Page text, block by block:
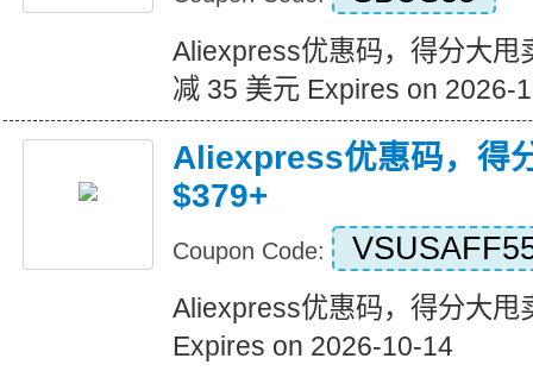
Aliexpress优惠码，得分大甩
减 35 美元 Expires on 2026-
Aliexpress优惠码，得
$379+
Coupon Code:
Aliexpress优惠码，得分大甩
Expires on 2026-10-14